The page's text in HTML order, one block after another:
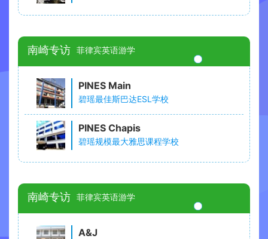
南崎专访 菲律宾英语游学
PINES Main
碧瑶最佳斯巴达ESL学校
PINES Chapis
碧瑶规模最大雅思课程学校
南崎专访 菲律宾英语游学
A&J